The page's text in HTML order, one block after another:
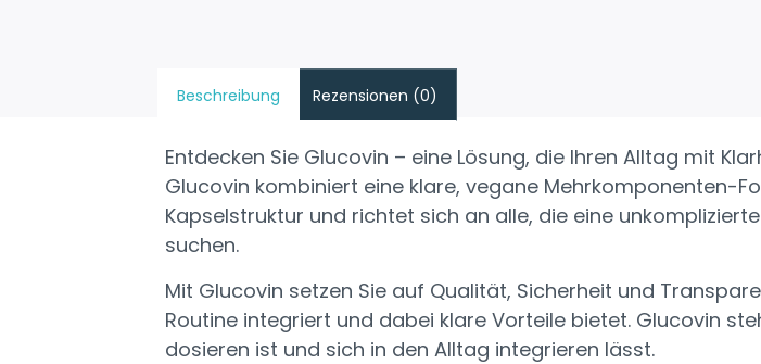
Beschreibung Rezensionen (0)
Entdecken Sie Glucovin – eine Lösung, die Ihren Alltag mit
Glucovin kombiniert eine klare, vegane Mehrkomponenten-
Kapselstruktur und richtet sich an alle, die eine
suchen.
Mit Glucovin setzen Sie auf Qualität, Sicherheit und
Routine integriert und dabei klare Vorteile bietet. Glucovin
dosieren ist und sich in den Alltag integrieren lässt.